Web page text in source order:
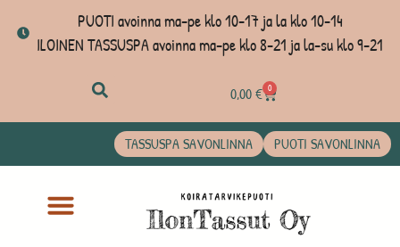
PUOTI avoinna ma-pe klo 10-17 ja la klo 10-14
ILOINEN TASSUSPA avoinna ma-pe klo 8-21 ja la-su klo 9-21
0,00€ 0
TASSUSPA SAVONLINNA PUOTI SAVONLINNA